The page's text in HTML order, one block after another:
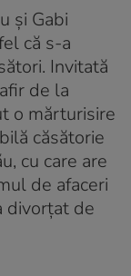
și Gabi
că s-a
Invitată
de la
o mărturisire
căsătorie
cu care are
de afaceri
divorțat de